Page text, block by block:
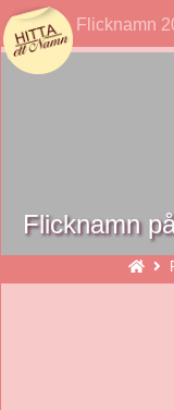
hittaettnamn
Flicknamn
Flicknamn